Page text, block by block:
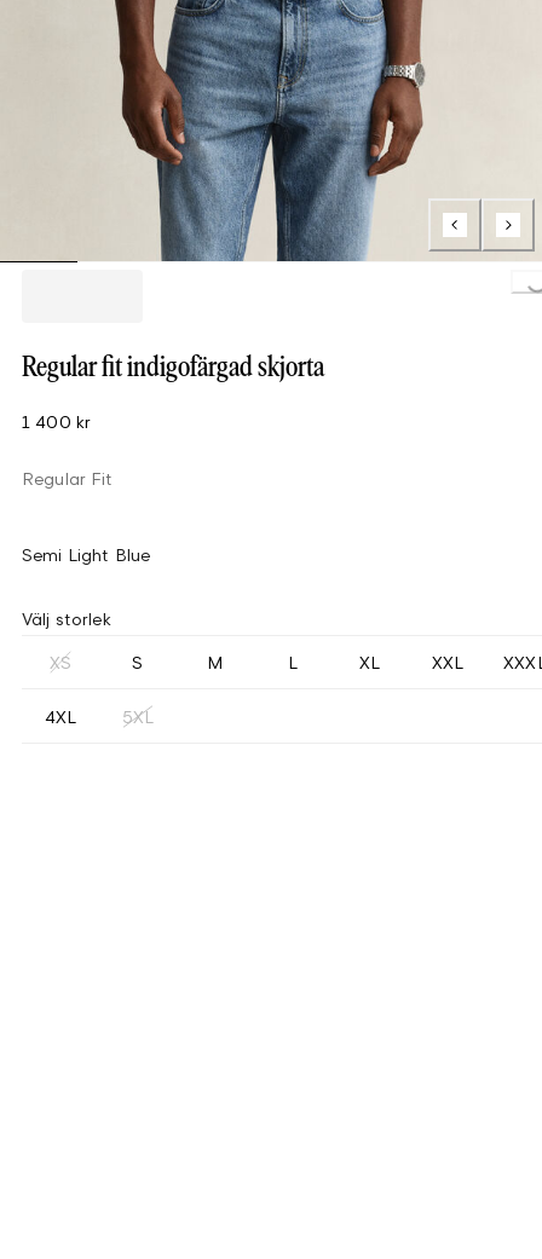
Regular fit indigofärgad skjorta
1 400 kr
Regular Fit
Semi Light Blue
Välj storlek
XS S M L XL XXL
4XL 5XL